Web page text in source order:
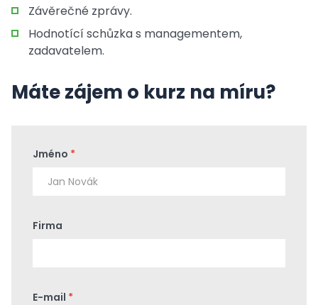
Závěrečné zprávy.
Hodnotící schůzka s managementem,
zadavatelem.
Máte zájem o kurz na míru?
Jméno *
Firma
E-mail *